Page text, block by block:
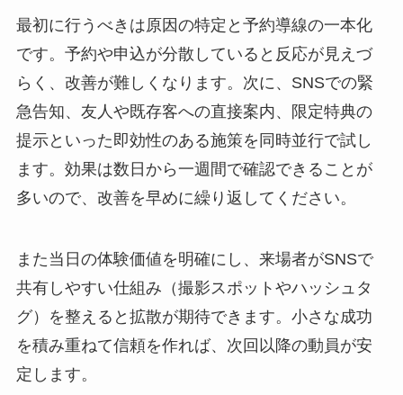
最初に行うべきは原因の特定と予約導線の一本化
です。予約や申込が分散していると反応が見えづ
らく、改善が難しくなります。次に、SNSでの緊
急告知、友人や既存客への直接案内、限定特典の
提示といった即効性のある施策を同時並行で試し
ます。効果は数日から一週間で確認できることが
多いので、改善を早めに繰り返してください。
また当日の体験価値を明確にし、来場者がSNSで
共有しやすい仕組み（撮影スポットやハッシュタ
グ）を整えると拡散が期待できます。小さな成功
を積み重ねて信頼を作れば、次回以降の動員が安
定します。